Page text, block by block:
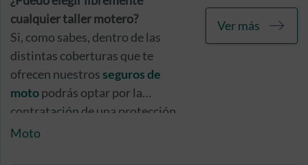
caso de robo.
cualquier taller motero?
Si, como sabes, dentro de las
distintas coberturas que te
ofrecen nuestrosseguros de
motopodrás optar por la
contratación de una protección
específica para hacer frente a los
Moto
Ver más